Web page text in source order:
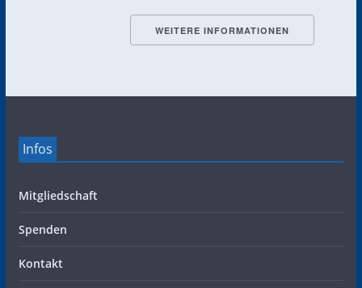
WEITERE INFORMATIONEN
Infos
Mitgliedschaft
Spenden
Kontakt